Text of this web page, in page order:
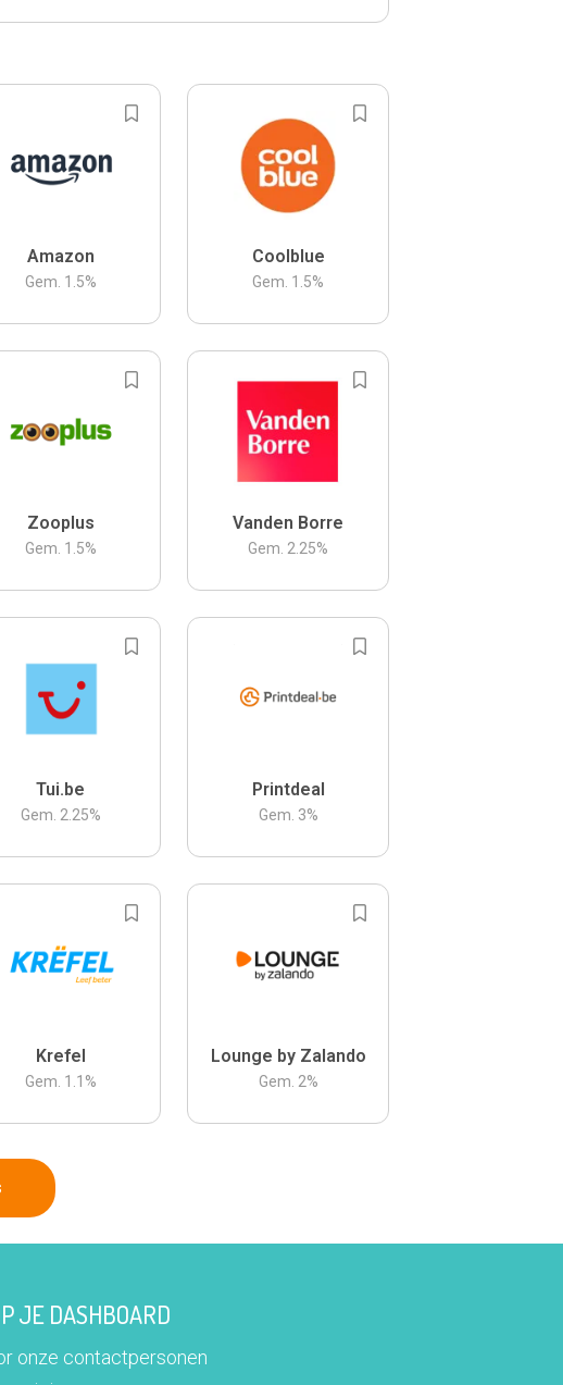
Amazon
Gem. 1.5%
Coolblue
Gem. 1.5%
Zooplus
Gem. 1.5%
Vanden Borre
Gem. 2.25%
Tui.be
Gem. 2.25%
Printdeal
Gem. 3%
Krefel
Gem. 1.1 %
Lounge by Zalando
Gem. 2%
JE DASHBOARD
onze contactpersonen